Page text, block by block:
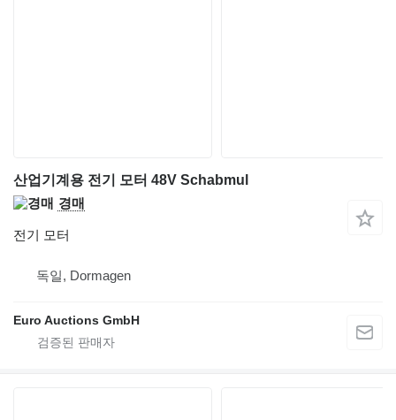
산업기계용 전기 모터 48V Schabmul
경매
전기 모터
독일, Dormagen
Euro Auctions GmbH